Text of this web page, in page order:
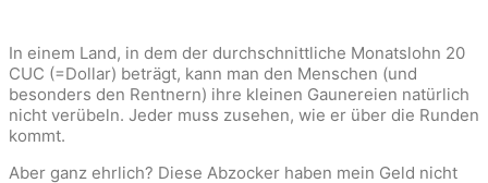
In einem Land, in dem der durchschnittliche Monatslohn 20
CUC (=Dollar) beträgt, kann man den Menschen (und
besonders den Rentnern) ihre kleinen Gaunereien natürlich
nicht verübeln. Jeder muss zusehen, wie er über die Runden
kommt.
Aber ganz ehrlich? Diese Abzocker haben mein Geld nicht